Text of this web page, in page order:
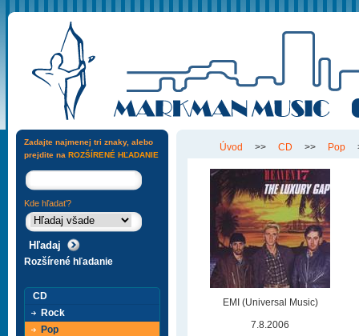
Úvod >> CD >> Pop
EMI (Universal Music)
7.8.2006
Zadajte najmenej tri znaky, alebo
prejdite na ROZŠÍRENÉ HĽADANIE
Kde hľadať?
Rozšírené hľadanie
CD
Rock
Pop